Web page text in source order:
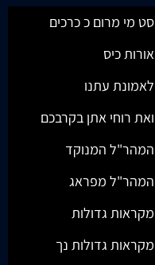
סט מי מרום כ כרכים
אורות כיס
לאמונת עתנו
ואת רוחי אתן בקרבכם
המהר"ל המנוקד
המהר"ל מפראג
מקראות גדולות
מקראות גדולות נך